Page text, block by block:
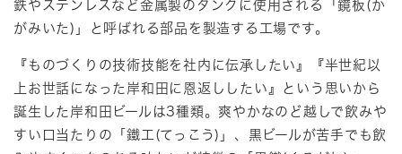
鉄やステンレスなど金属製のタンクに使用される「鏡板(か
がみいた)」と呼ばれる部品を製造する工場です。
『ものづくりの技術技能を社内に伝承したい』『半世紀以
上お世話になった岸和田に恩返ししたい』という思いから
誕生した岸和田ビールは3種類。爽やかなのど越しで飲みや
すい口当たりの「鐵工 (てっこう) 」、黒ビールが苦手でも飲